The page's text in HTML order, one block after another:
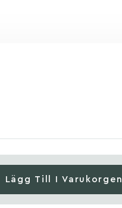
Lägg Till I Varukorgen